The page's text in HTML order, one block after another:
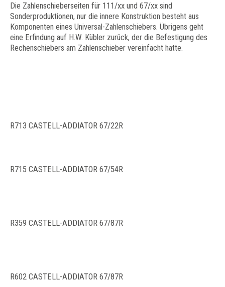
Die Zahlenschieberseiten für 111/xx und 67/xx sind
Sonderproduktionen, nur die innere Konstruktion besteht aus
Komponenten eines Universal-Zahlenschiebers. Übrigens geht
eine Erfindung auf H.W. Kübler zurück, der die Befestigung des
Rechenschiebers am Zahlenschieber vereinfacht hatte.
R713 CASTELL-ADDIATOR 67/22R
R715 CASTELL-ADDIATOR 67/54R
R359 CASTELL-ADDIATOR 67/87R
R602 CASTELL-ADDIATOR 67/87R